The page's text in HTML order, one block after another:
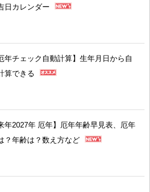
日カレンダー
年チェック自動計算】生年月日から自
算できる
年2027年 厄年】厄年年齢早見表、厄年
？年齢は？数え方など